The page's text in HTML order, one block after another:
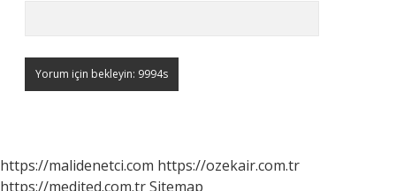
https://malidenetci.com https://ozekair.com.tr
https://medited.com.trSitemap